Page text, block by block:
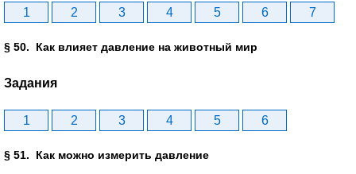
1 2 3 4 5 6 7
§ 50. Как влияет давление на животный мир
Задания
1 2 3 4 5 6
§ 51. Как можно измерить давление